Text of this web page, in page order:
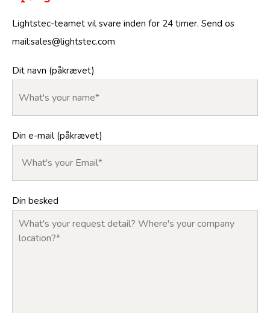
Lightstec-teamet vil svare inden for 24 timer. Send os
mail:sales@lightstec.com
Dit navn (påkrævet)
Din e-mail (påkrævet)
Din besked